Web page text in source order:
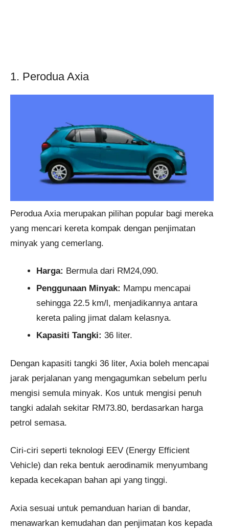
1. Perodua Axia
Perodua Axia merupakan pilihan popular bagi mereka
yang mencari kereta kompak dengan penjimatan
minyak yang cemerlang.
Harga: Bermula dari RM24,090.
Penggunaan Minyak: Mampu mencapai
sehingga 22.5 km/l, menjadikannya antara
kereta paling jimat dalam kelasnya.
Kapasiti Tangki: 36 liter.
Dengan kapasiti tangki 36 liter, Axia boleh mencapai
jarak perjalanan yang mengagumkan sebelum perlu
mengisi semula minyak. Kos untuk mengisi penuh
tangki adalah sekitar RM73.80, berdasarkan harga
petrol semasa.
Ciri-ciri seperti teknologi EEV (Energy Efficient
Vehicle) dan reka bentuk aerodinamik menyumbang
kepada kecekapan bahan api yang tinggi.
Axia sesuai untuk pemanduan harian di bandar,
menawarkan kemudahan dan penjimatan kos kepada